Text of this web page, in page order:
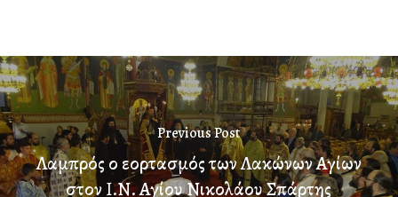
Previous Post
Λαμπρός ο εορτασμός των Λακώνων Αγίων
στον Ι.Ν. Αγίου Νικολάου Σπάρτης